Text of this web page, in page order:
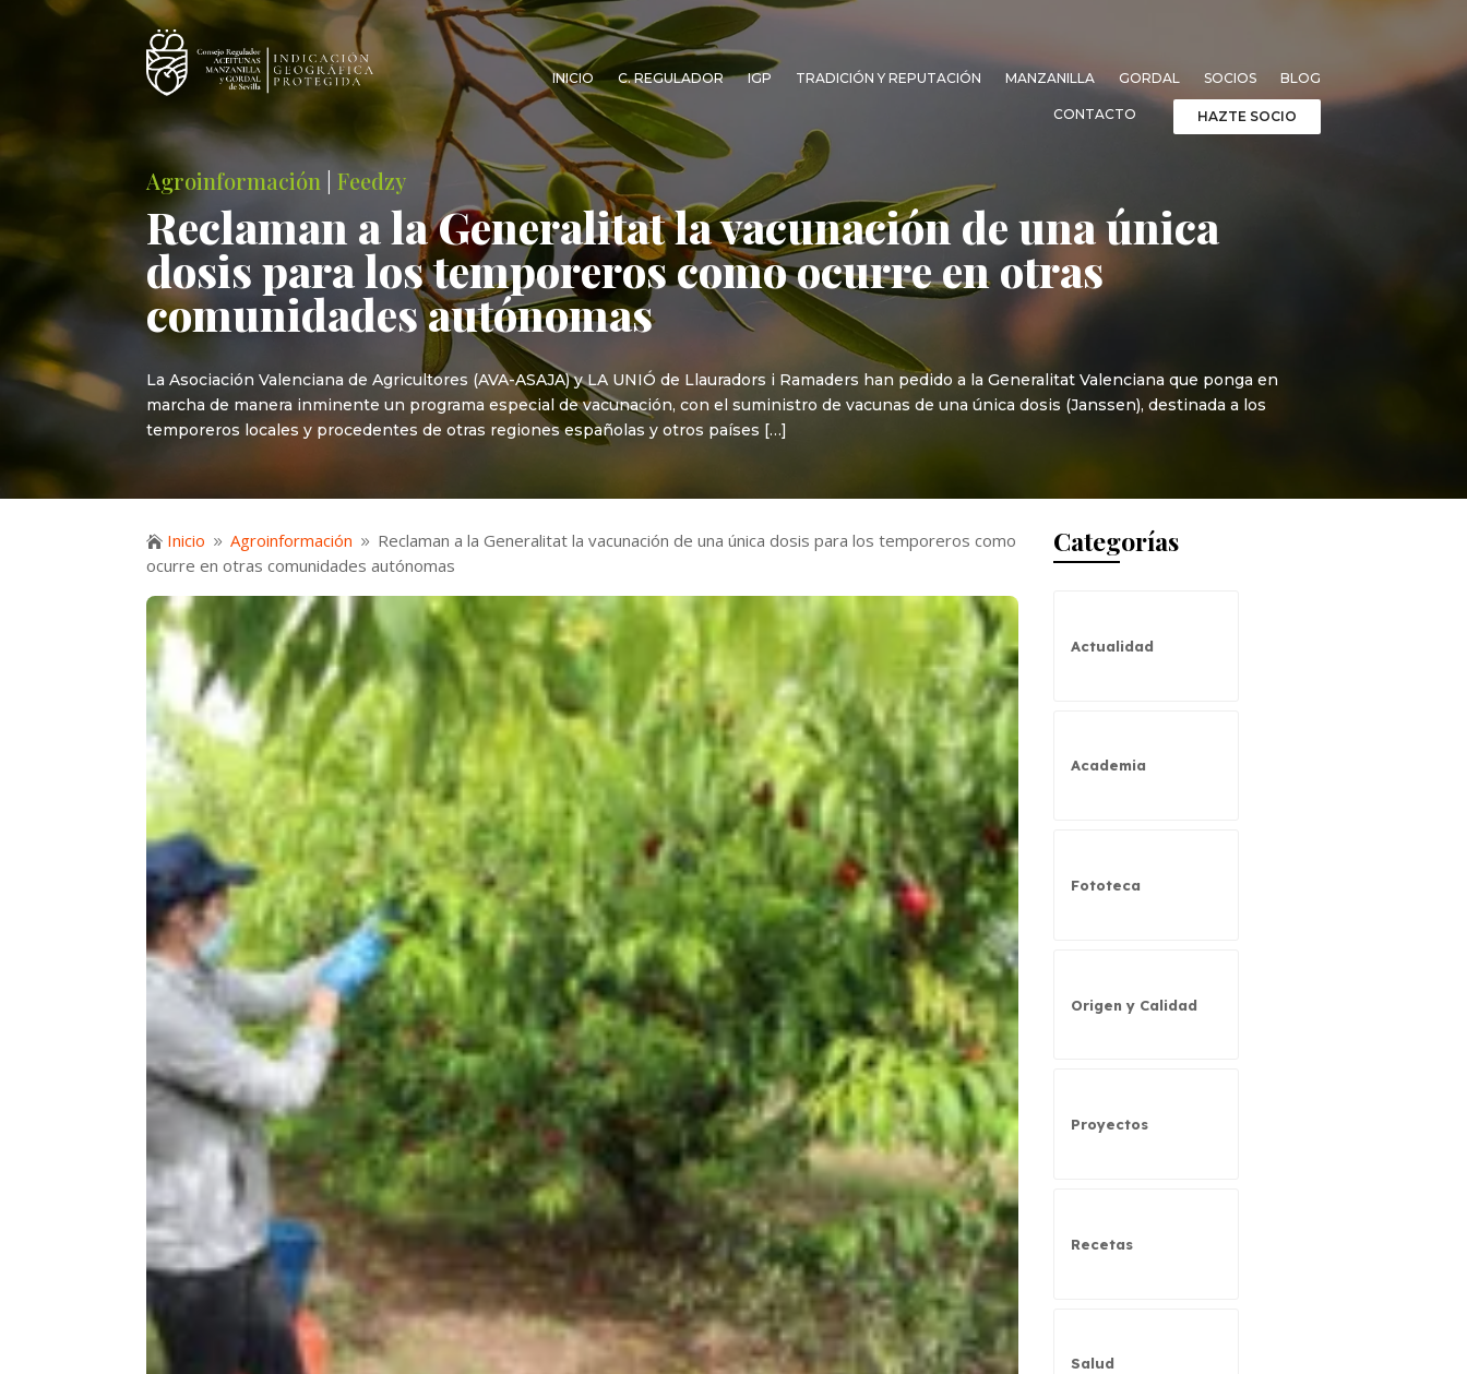
INICIO C. REGULADOR IGP TRADICIÓN Y REPUTACIÓN MANZANILLA GORDAL SOCIOS BLOG
CONTACTO HAZTE SOCIO
Agroinformación |Feedzy
Reclaman a la Generalitat la vacunación de una única
dosis para los temporeros como ocurre en otras
comunidades autónomas
La Asociación Valenciana de Agricultores (AVA-ASAJA) y LA UNIÓ de Llauradors i Ramaders han pedido a la Generalitat Valenciana que ponga en
marcha de manera inminente un programa especial de vacunación, con el suministro de vacunas de una única dosis (Janssen), destinada a los
temporeros locales y procedentes de otras regiones españolas y otros países […]
 Inicio 9 Agroinformación 9 Reclaman a la Generalitat la vacunación de una única dosis para los temporeros como
ocurre en otras comunidades autónomas
Categorías
Actualidad
Academia
Fototeca
Origen y Calidad
Proyectos
Recetas
Salud